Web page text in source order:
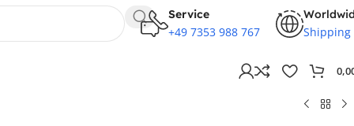
Service
+49 7353 988 767 Shipping